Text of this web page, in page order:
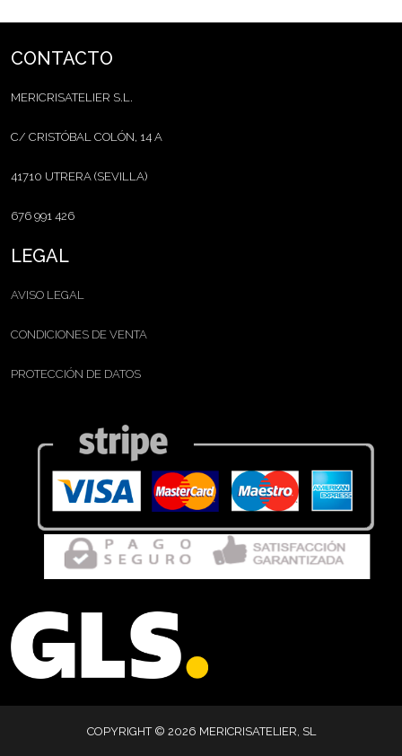
CONTACTO
MERICRISATELIER S.L.
C/ CRISTÓBAL COLÓN, 14 A
41710 UTRERA (SEVILLA)
676 991 426
LEGAL
AVISO LEGAL
CONDICIONES DE VENTA
PROTECCIÓN DE DATOS
COPYRIGHT © 2026 MERICRISATELIER, SL